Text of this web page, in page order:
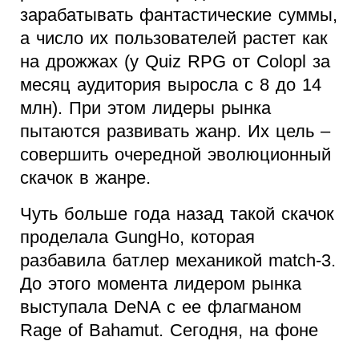
зарабатывать фантастические суммы,
а число их пользователей растет как
на дрожжах (у Quiz RPG от Colopl за
месяц аудитория выросла с 8 до 14
млн). При этом лидеры рынка
пытаются развивать жанр. Их цель –
совершить очередной эволюционный
скачок в жанре.
Чуть больше года назад такой скачок
проделала GungHo, которая
разбавила батлер механикой match-3.
До этого момента лидером рынка
выступала DeNA с ее флагманом
Rage of Bahamut. Сегодня, на фоне